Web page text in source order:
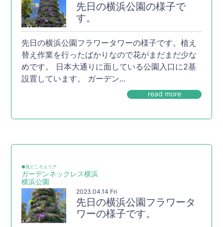
先日の横浜公園の様子で
す。
先日の横浜公園フラワータワーの様子です。植え
替え作業を行ったばかりなので花がまだまだ少な
めです。 日本大通りに面している公園入口に2基
設置しています。 ガーデン...
read more
●見どころエリア
ガーデンネックレス横浜
横浜公園
2023.04.14 Fri
先日の横浜公園フラワータ
ワーの様子です。